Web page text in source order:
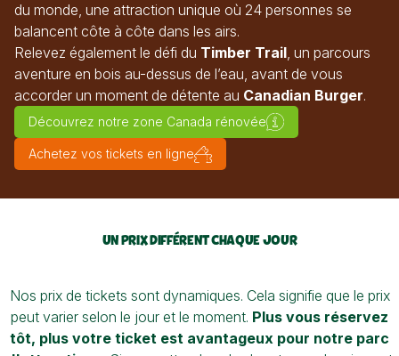
du monde, une attraction unique où 24 personnes se
balancent côte à côte dans les airs.
Relevez également le défi du Timber Trail, un parcours
aventure en bois au-dessus de l’eau, avant de vous
accorder un moment de détente au Canadian Burger.
Découvrez notre zone Canada rénovée
Achetez vos tickets en ligne
UN PRIX DIFFÉRENT CHAQUE JOUR
Nos prix de tickets sont dynamiques. Cela signifie que le prix
peut varier selon le jour et le moment. Plus vous réservez
tôt, plus votre ticket est avantageux pour notre parc